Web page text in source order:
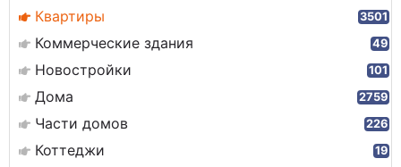
Квартиры 3501
Коммерческие здания 49
Новостройки 101
Дома 2759
Части домов 226
Коттеджи 19